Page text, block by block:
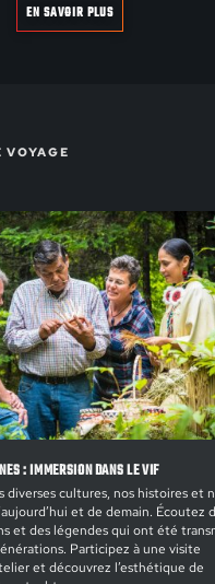
EN SAVOIR PLUS
VOYAGE
: IMMERSION DANS LE VIF
diverses cultures, nos histoires et
et de demain. Écoutez
et des légendes qui ont été
Participez à une visite
et découvrez l’esthétique de